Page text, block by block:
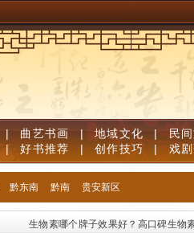
| 曲艺书画 | 地域文化 | 民
| 好书推荐 | 创作技巧 | 戏
黔东南 黔南 贵安新区
生物素哪个牌子效果好？高口碑生物